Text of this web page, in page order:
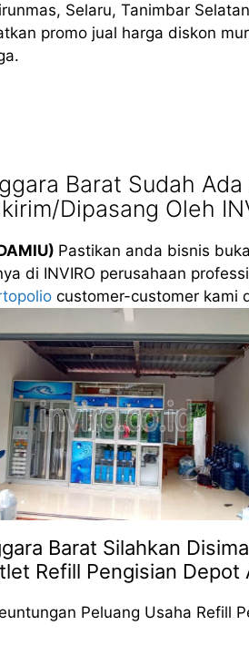
Selaru, Tanimbar
promo jual harga diskon
Barat Sudah
Dipasang Oleh
Pastikan anda bisnis
di INVIRO perusahaan
customer-customer kami
Barat Silahkan
Refill Pengisian Depot
Peluang Usaha Refill